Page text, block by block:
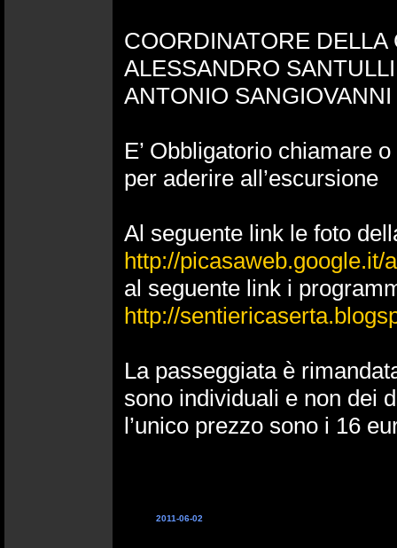
COORDINATORE DELLA
ALESSANDRO
ANTONIO
E’ Obbligatorio chiamare
per aderire all’escursione
Al seguente link le foto
http://picasaweb.google.it/
al seguente link i
http://
La passeggiata è
sono individuali e non dei
l’unico prezzo sono i 16
2011-06-02